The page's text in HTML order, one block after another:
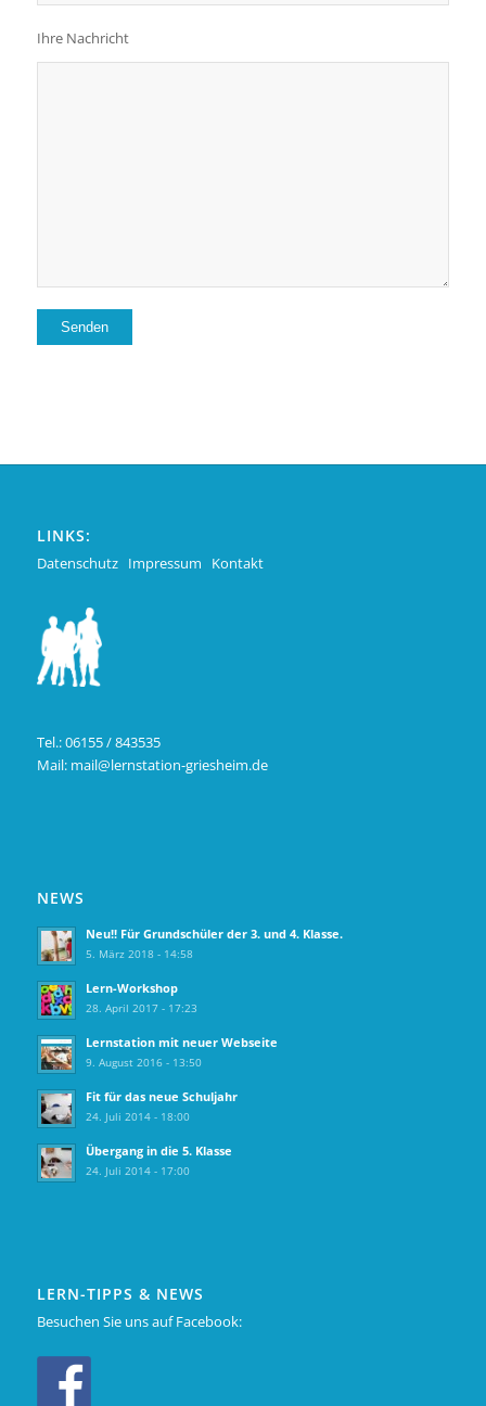
Ihre Nachricht
LINKS:
Datenschutz Impressum Kontakt
Tel.: 06155 / 843535
Mail: mail@lernstation-griesheim.de
NEWS
Neu!! Für Grundschüler der 3. und 4. Klasse.
5. März 2018 - 14:58
Lern-Workshop
28. April 2017 - 17:23
Lernstation mit neuer Webseite
9. August 2016 - 13:50
Fit für das neue Schuljahr
24. Juli 2014 - 18:00
Übergang in die 5. Klasse
24. Juli 2014 - 17:00
LERN-TIPPS & NEWS
Besuchen Sie uns auf Facebook: